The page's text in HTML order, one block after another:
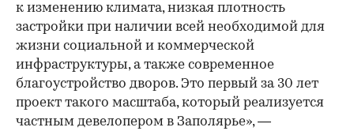
к изменению климата, низкая плотность
застройки при наличии всей необходимой для
жизни социальной и коммерческой
инфраструктуры, а также современное
благоустройство дворов. Это первый за 30 лет
проект такого масштаба, который реализуется
частным девелопером в Заполярье», —